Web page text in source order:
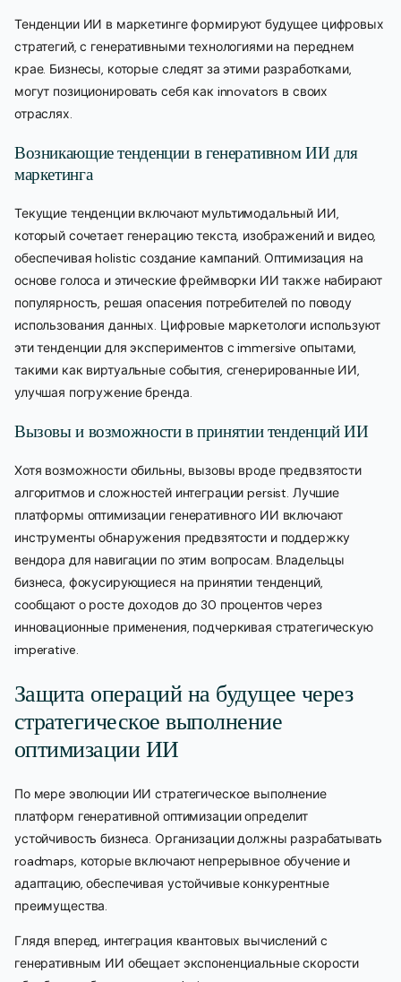
Тенденции ИИ в маркетинге формируют будущее цифровых
стратегий, с генеративными технологиями на переднем
крае. Бизнесы, которые следят за этими разработками,
могут позиционировать себя как innovators в своих
отраслях.
Возникающие тенденции в генеративном ИИ для
маркетинга
Текущие тенденции включают мультимодальный ИИ,
который сочетает генерацию текста, изображений и видео,
обеспечивая holistic создание кампаний. Оптимизация на
основе голоса и этические фреймворки ИИ также набирают
популярность, решая опасения потребителей по поводу
использования данных. Цифровые маркетологи используют
эти тенденции для экспериментов с immersive опытами,
такими как виртуальные события, сгенерированные ИИ,
улучшая погружение бренда.
Вызовы и возможности в принятии тенденций ИИ
Хотя возможности обильны, вызовы вроде предвзятости
алгоритмов и сложностей интеграции persist. Лучшие
платформы оптимизации генеративного ИИ включают
инструменты обнаружения предвзятости и поддержку
вендора для навигации по этим вопросам. Владельцы
бизнеса, фокусирующиеся на принятии тенденций,
сообщают о росте доходов до 30 процентов через
инновационные применения, подчеркивая стратегическую
imperative.
Защита операций на будущее через
стратегическое выполнение
оптимизации ИИ
По мере эволюции ИИ стратегическое выполнение
платформ генеративной оптимизации определит
устойчивость бизнеса. Организации должны разрабатывать
roadmaps, которые включают непрерывное обучение и
адаптацию, обеспечивая устойчивые конкурентные
преимущества.
Глядя вперед, интеграция квантовых вычислений с
генеративным ИИ обещает экспоненциальные скорости